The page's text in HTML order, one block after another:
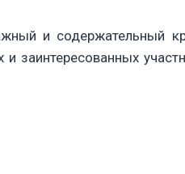
и содержательный
заинтересованных